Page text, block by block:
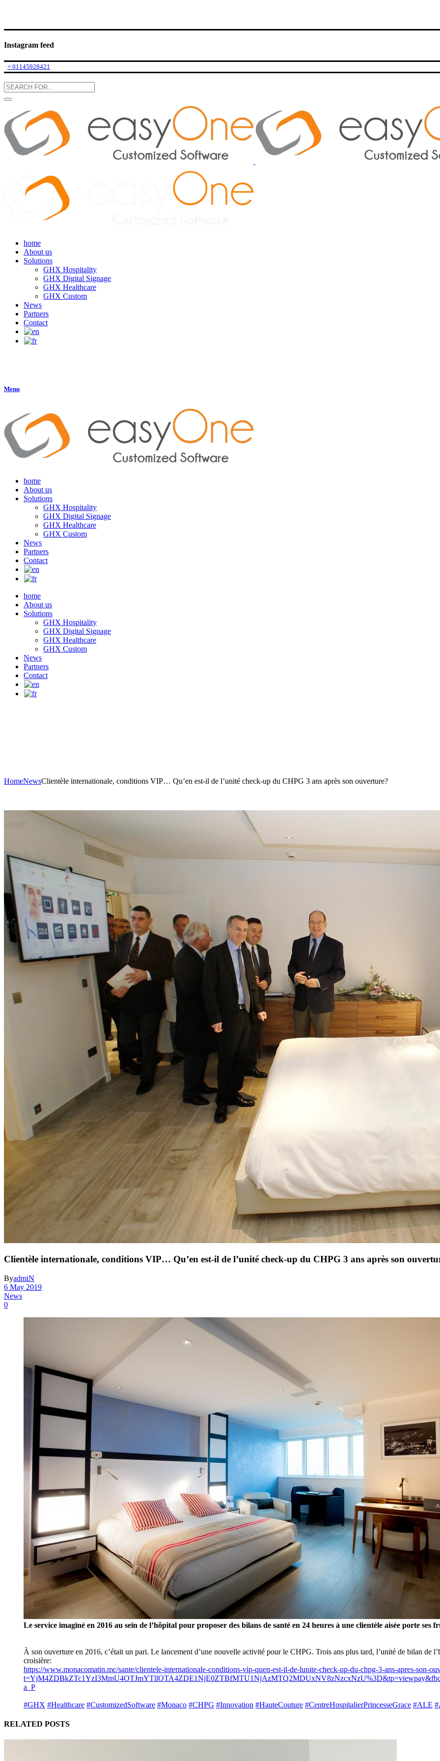
Instagram feed
+ 01145928421
home
About us
Solutions
GHX Hospitality
GHX Digital Signage
GHX Healthcare
GHX Custom
News
Partners
Contact
Menu
home
About us
Solutions
GHX Hospitality
GHX Digital Signage
GHX Healthcare
GHX Custom
News
Partners
Contact
home
About us
Solutions
GHX Hospitality
GHX Digital Signage
GHX Healthcare
GHX Custom
News
Partners
Contact
HomeNewsClientèle internationale, conditions VIP… Qu’en est-il de l’unité check-up du CHPG 3 ans après son ouverture?
Clientèle internationale, conditions VIP… Qu’en est-il de l’unité check-up du CHPG 3 ans après son
ByadmiN
6 May 2019
News
0
Le service imaginé en 2016 au sein de l’hôpital pour proposer des bilans de santé en 24 heures à une clientèle aisée porte
À son ouverture en 2016, c’était un pari. Le lancement d’une nouvelle activité pour le CHPG. Trois ans plus tard, l’unité de bilan de
croisière:
https://www.monacomatin.mc/sante/clientele-internationale-conditions-vip-quen-est-il-de-lunite-check-up-du-chpg-3-ans-apres-son-
a_P
#GHX #Healthcare #CustomizedSoftware #Monaco #CHPG #Innovation #HauteCouture #CentreHospitalierPrincesseGrace #ALE
RELATED POSTS